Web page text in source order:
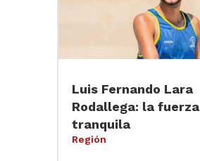
Luis Fernando Lara
Rodallega: la fuerza
tranquila
Región